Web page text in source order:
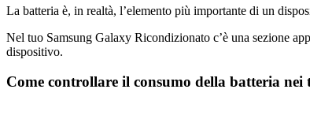
La batteria è, in realtà, l’elemento più importante di un
Nel tuo Samsung Galaxy Ricondizionato c’è una sezione
dispositivo.
Come controllare il consumo della batteria